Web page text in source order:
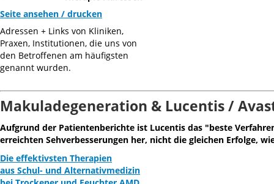
Seite ansehen / drucken
Adressen + Links von Kliniken,
Praxen, Institutionen, die uns von
den Betroffenen am häufigsten
genannt wurden.
Makuladegeneration & Lucentis /
Aufgrund der Patientenberichte ist Lucentis das "beste
erreichten Sehverbesserungen her, nicht die gleichen Erfolge,
Die effektivsten Therapien
aus Schul- und Alternativmedizin